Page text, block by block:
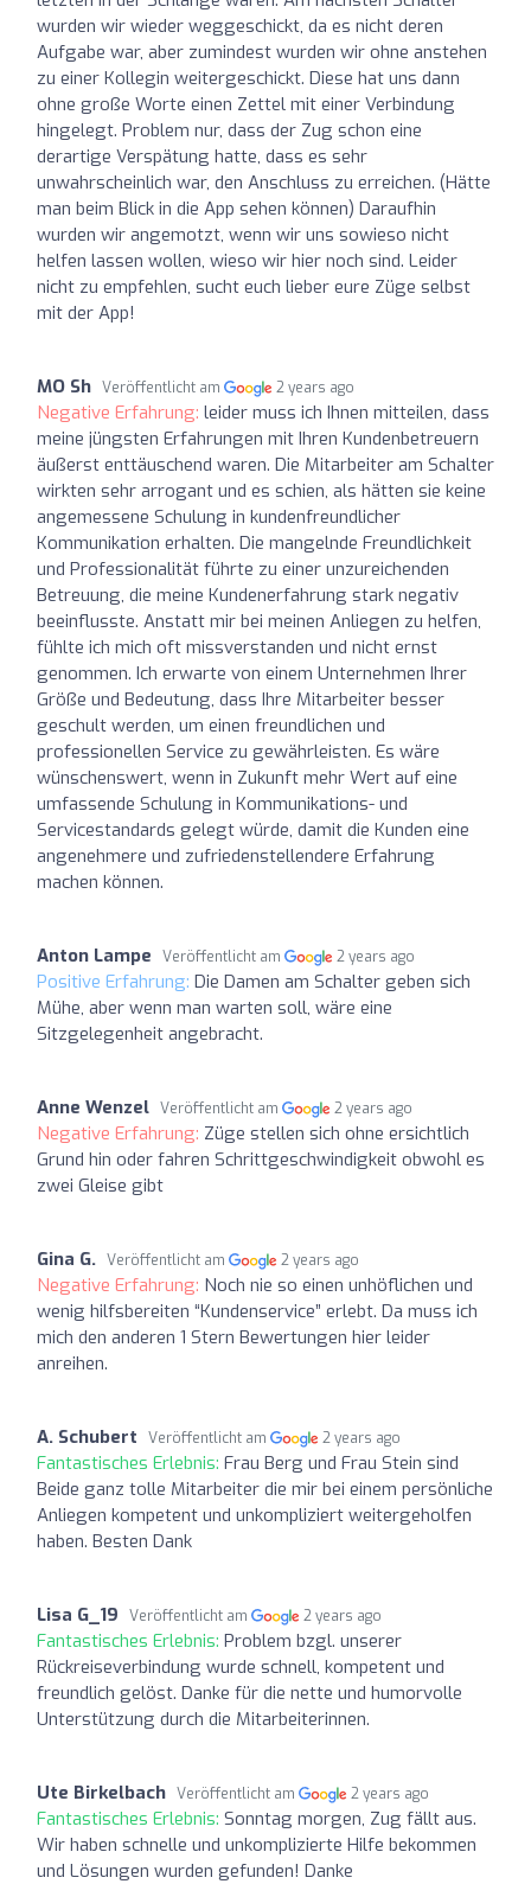
wurden wir wieder weggeschickt, da es nicht deren
Aufgabe war, aber zumindest wurden wir ohne anstehen
zu einer Kollegin weitergeschickt. Diese hat uns dann
ohne große Worte einen Zettel mit einer Verbindung
hingelegt. Problem nur, dass der Zug schon eine
derartige Verspätung hatte, dass es sehr
unwahrscheinlich war, den Anschluss zu erreichen. (Hätte
man beim Blick in die App sehen können) Daraufhin
wurden wir angemotzt, wenn wir uns sowieso nicht
helfen lassen wollen, wieso wir hier noch sind. Leider
nicht zu empfehlen, sucht euch lieber eure Züge selbst
mit der App!
MO Sh Veröffentlicht am 2 years ago
Negative Erfahrung: leider muss ich Ihnen mitteilen, dass
meine jüngsten Erfahrungen mit Ihren Kundenbetreuern
äußerst enttäuschend waren. Die Mitarbeiter am Schalter
wirkten sehr arrogant und es schien, als hätten sie keine
angemessene Schulung in kundenfreundlicher
Kommunikation erhalten. Die mangelnde Freundlichkeit
und Professionalität führte zu einer unzureichenden
Betreuung, die meine Kundenerfahrung stark negativ
beeinflusste. Anstatt mir bei meinen Anliegen zu helfen,
fühlte ich mich oft missverstanden und nicht ernst
genommen. Ich erwarte von einem Unternehmen Ihrer
Größe und Bedeutung, dass Ihre Mitarbeiter besser
geschult werden, um einen freundlichen und
professionellen Service zu gewährleisten. Es wäre
wünschenswert, wenn in Zukunft mehr Wert auf eine
umfassende Schulung in Kommunikations- und
Servicestandards gelegt würde, damit die Kunden eine
angenehmere und zufriedenstellendere Erfahrung
machen können.
Anton Lampe Veröffentlicht am 2 years ago
Positive Erfahrung: Die Damen am Schalter geben sich
Mühe, aber wenn man warten soll, wäre eine
Sitzgelegenheit angebracht.
Anne Wenzel Veröffentlicht am 2 years ago
Negative Erfahrung: Züge stellen sich ohne ersichtlich
Grund hin oder fahren Schrittgeschwindigkeit obwohl es
zwei Gleise gibt
Gina G. Veröffentlicht am 2 years ago
Negative Erfahrung: Noch nie so einen unhöflichen und
wenig hilfsbereiten “Kundenservice” erlebt. Da muss ich
mich den anderen 1 Stern Bewertungen hier leider
anreihen.
A. Schubert Veröffentlicht am 2 years ago
Fantastisches Erlebnis: Frau Berg und Frau Stein sind
Beide ganz tolle Mitarbeiter die mir bei einem persönliche
Anliegen kompetent und unkompliziert weitergeholfen
haben. Besten Dank
Lisa G_19 Veröffentlicht am 2 years ago
Fantastisches Erlebnis: Problem bzgl. unserer
Rückreiseverbindung wurde schnell, kompetent und
freundlich gelöst. Danke für die nette und humorvolle
Unterstützung durch die Mitarbeiterinnen.
Ute Birkelbach Veröffentlicht am 2 years ago
Fantastisches Erlebnis: Sonntag morgen, Zug fällt aus.
Wir haben schnelle und unkomplizierte Hilfe bekommen
und Lösungen wurden gefunden! Danke